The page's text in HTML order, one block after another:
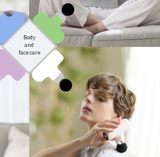
Body
and
face care